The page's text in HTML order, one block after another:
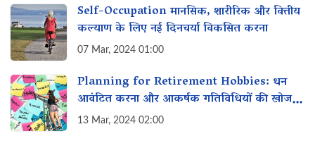
Self-Occupation मानसिक, शारीरिक और वित्तीय
कल्याण के लिए नई दिनचर्या विकसित करना
07 Mar, 2024 01:00
Planning for Retirement Hobbies: धन
आवंटित करना और आकर्षक गतिविधियों की खोज
करना
13 Mar, 2024 02:00